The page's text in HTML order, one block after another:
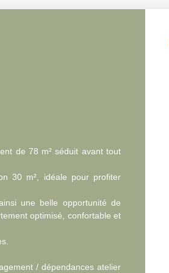
de 78 m² séduit avant tout
30 m², idéale pour profiter
une belle opportunité de
optimisé, confortable et
/ dépendances atelier